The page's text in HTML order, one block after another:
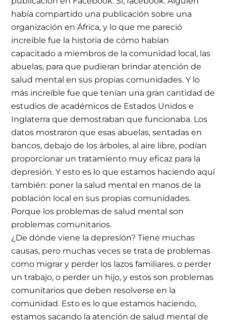
había compartido una publicación sobre una
organización en África, y lo que me pareció
increíble fue la historia de cómo habían
capacitado a miembros de la comunidad local, las
abuelas, para que pudieran brindar atención de
salud mental en sus propias comunidades. Y lo
más increíble fue que tenían una gran cantidad de
estudios de académicos de Estados Unidos e
Inglaterra que demostraban que funcionaba. Los
datos mostraron que esas abuelas, sentadas en
bancos, debajo de los árboles, al aire libre, podían
proporcionar un tratamiento muy eficaz para la
depresión. Y esto es lo que estamos haciendo aquí
también: poner la salud mental en manos de la
población local en sus propias comunidades.
Porque los problemas de salud mental son
problemas comunitarios.
¿De dónde viene la depresión? Tiene muchas
causas, pero muchas veces se trata de problemas
como migrar y perder los lazos familiares. o perder
un trabajo, o perder un hijo, y estos son problemas
comunitarios que deben resolverse en la
comunidad. Esto es lo que estamos haciendo,
estamos sacando la atención de salud mental de